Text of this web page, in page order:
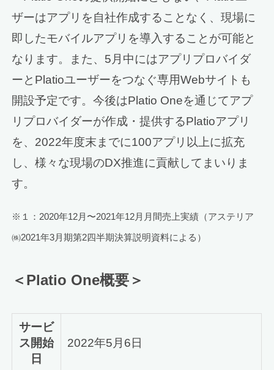
ザーはアプリを自社作成することなく、現場に
即したモバイルアプリを導入することが可能と
なります。また、5月中にはアプリプロバイダ
ーとPlatioユーザーをつなぐ専用Webサイトも
開設予定です。今後はPlatio Oneを通じてアプ
リプロバイダーが作成・提供するPlatioアプリ
を、2022年度末までに100アプリ以上に拡充
し、様々な現場のDX推進に貢献してまいりま
す。
※１：2020年12月〜2021年12月月間売上実績（アステリア
㈱2021年3月期第2四半期決算説明資料による）
＜Platio One概要＞
サービ
ス開始
日
2022年5月6日